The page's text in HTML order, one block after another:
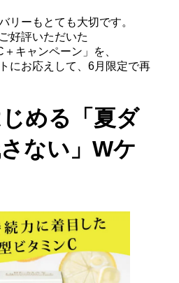
リーもとても大切です。
好評いただいた
キャンペーン」を、
にお応えして、6月限定で再
める「夏ダ
ない」Wケ